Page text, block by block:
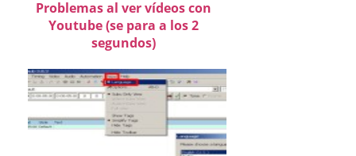
Problemas al ver vídeos con
Youtube (se para a los 2
segundos)